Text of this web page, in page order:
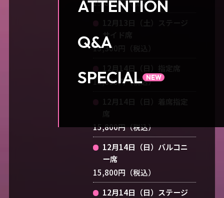
ATTENTION
Q&A
SPECIAL
15,800円（税込）
サイド席
15,300円（税込）
15,800円（税込）
15,800円（税込）
12月14日（日）バルコニ
ー席
15,800円（税込）
12月14日（日）ステージ